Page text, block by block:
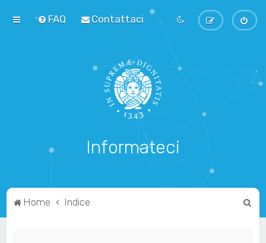
FAQ Contattaci
Informateci
Home Indice